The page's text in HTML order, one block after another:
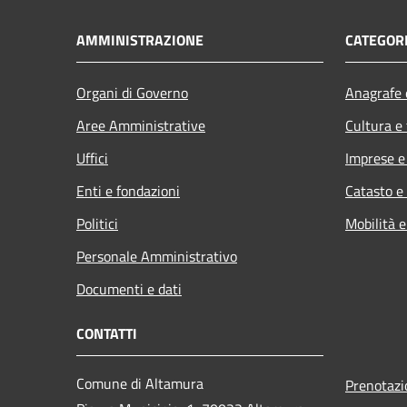
AMMINISTRAZIONE
Organi di Governo
Aree Amministrative
Uffici
Enti e fondazioni
Politici
Personale Amministrativo
Documenti e dati
Cultura
Imprese
Catasto
Mobilità
CONTATTI
Comune di Altamura